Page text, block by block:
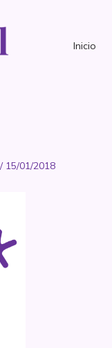
Inicio
/ 15/01/2018